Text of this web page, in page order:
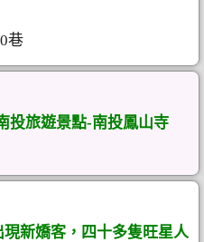
巷
投旅遊景點-南投鳳山寺
現新嬌客，四十多隻旺星人